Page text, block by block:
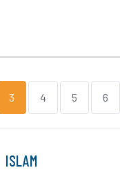
3 4 5 6
ISLAM